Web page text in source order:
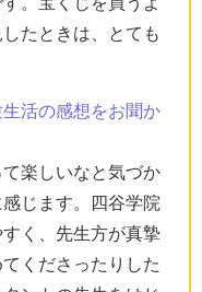
たときは、とても
活の感想をお聞か
楽しいなと気づか
じます。四谷学院
く、先生方が真摯
くださったりした